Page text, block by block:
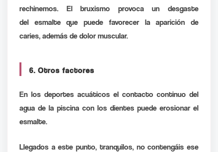
rechinemos. El bruxismo provoca un desgaste
del esmalte que puede favorecer la aparición de
caries, además de dolor muscular.
6. Otros factores
En los deportes acuáticos el contacto continuo del
agua de la piscina con los dientes puede erosionar el
esmalte.
Llegados a este punto, tranquilos, no contengáis ese